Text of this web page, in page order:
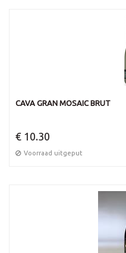
CAVA GRAN MOSAIC BRUT
€ 10.30
Voorraad uitgeput